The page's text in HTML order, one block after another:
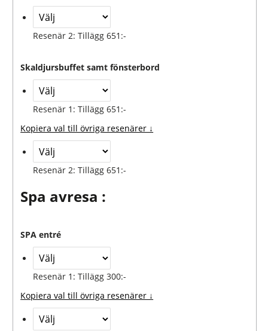
Resenär 2: Tillägg 651:-
Skaldjursbuffet samt fönsterbord
Resenär 1: Tillägg 651:-
Kopiera val till övriga resenärer ↓
Resenär 2: Tillägg 651:-
Spa avresa :
SPA entré
Resenär 1: Tillägg 300:-
Kopiera val till övriga resenärer ↓